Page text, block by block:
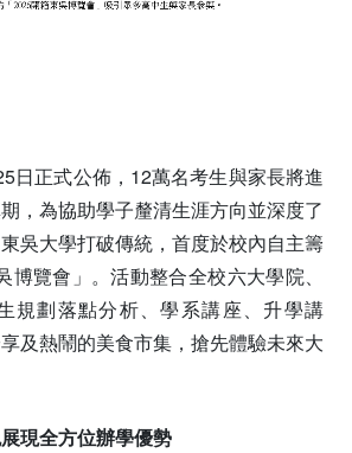
日正式公佈，12萬名考生與家長將進
，為協助學子釐清生涯方向並深度了
吳大學打破傳統，首度於校內自主籌
博覽會」。活動整合全校六大學院、
規劃落點分析、學系講座、升學講
及熱鬧的美食市集，搶先體驗未來大
現全方位辦學優勢